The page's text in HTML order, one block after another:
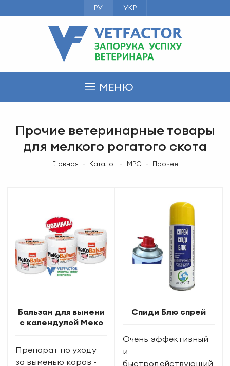
РУ УКР
МЕНЮ
Прочие ветеринарные товары
для мелкого рогатого скота
Главная Каталог МРС Прочее
Бальзам для вымени
с календулой Меко
Препарат по уходу
за выменью коров -
Спиди Блю спрей
Очень эффективный
и
быстродействующий